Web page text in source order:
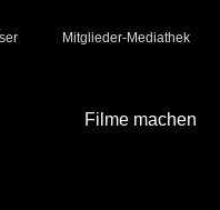
Mitglieder-Mediathek
Filme machen